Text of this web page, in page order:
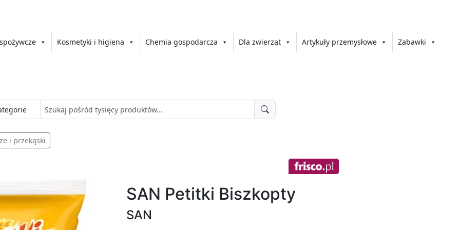
Kosmetyki i higiena Chemia gospodarcza Dla zwierząt Artykuły przemysłowe Zabawki
i przekąski
SAN Petitki Biszkopty
SAN